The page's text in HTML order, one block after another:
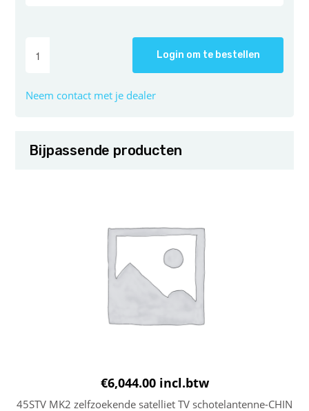
Login om te bestellen
Neem contact met je dealer
Bijpassende producten
€6,044.00 incl.btw
45STV MK2 zelfzoekende satelliet TV schotelantenne-CHIN